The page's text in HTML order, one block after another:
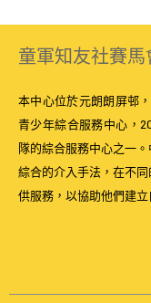
童軍知友社賽
本中心位於元朗朗屏邨
青少年綜合服務中心，
隊的綜合服務中心之一
綜合的介入手法，在不
供服務，以協助他們建立